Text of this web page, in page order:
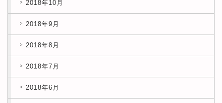
2018年10月
2018年9月
2018年8月
2018年7月
2018年6月